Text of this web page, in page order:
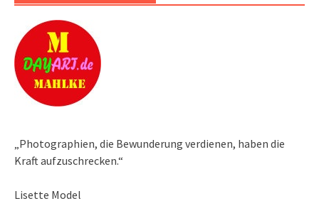
„Photographien, die Bewunderung verdienen, haben die
Kraft aufzuschrecken.“
Lisette Model